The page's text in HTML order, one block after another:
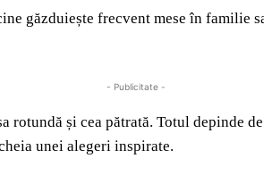
găzduiește frecvent mese în familie
- Publicitate -
rotundă și cea pătrată. Totul depinde
unei alegeri inspirate.